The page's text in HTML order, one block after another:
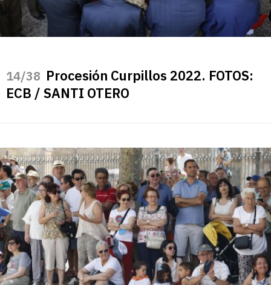
/38 Procesión Curpillos 2022. FOTOS:
ECB / SANTI OTERO